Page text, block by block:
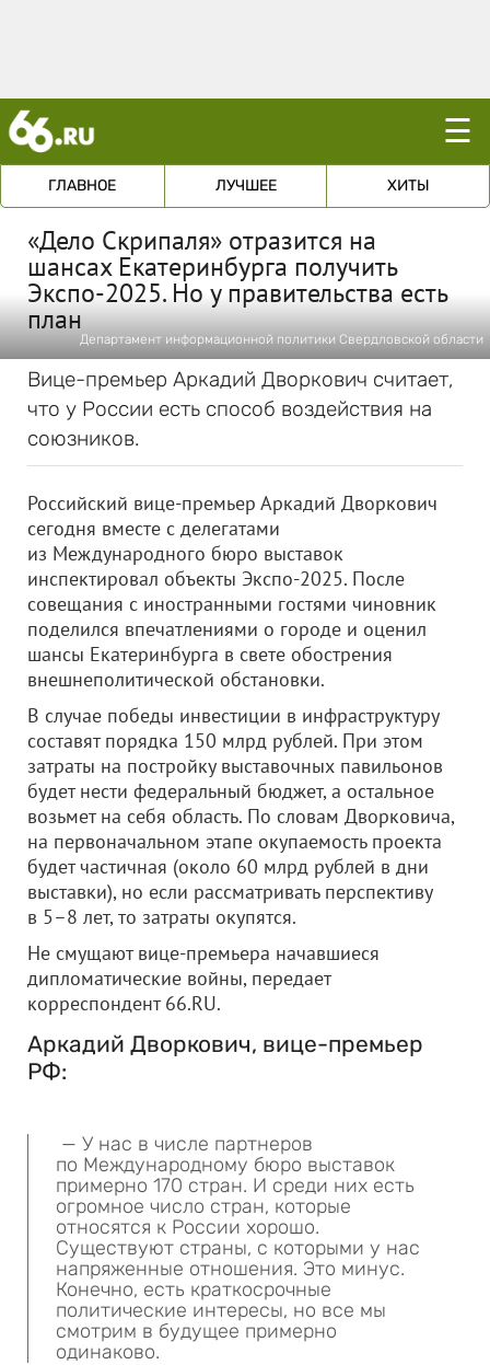
☰
ГЛАВНОЕ ЛУЧШЕЕ ХИТЫ
«Дело Скрипаля» отразится на
шансах Екатеринбурга получить
Экспо-2025. Но у правительства есть
план
Департамент информационной политики Свердловской области
Вице-премьер Аркадий Дворкович считает,
что у России есть способ воздействия на
союзников.
Российский вице-премьер Аркадий Дворкович
сегодня вместе с делегатами
из Международного бюро выставок
инспектировал объекты Экспо-2025. После
совещания с иностранными гостями чиновник
поделился впечатлениями о городе и оценил
шансы Екатеринбурга в свете обострения
внешнеполитической обстановки.
В случае победы инвестиции в инфраструктуру
составят порядка 150 млрд рублей. При этом
затраты на постройку выставочных павильонов
будет нести федеральный бюджет, а остальное
возьмет на себя область. По словам Дворковича,
на первоначальном этапе окупаемость проекта
будет частичная (около 60 млрд рублей в дни
выставки), но если рассматривать перспективу
в 5–8 лет, то затраты окупятся.
Не смущают вице-премьера начавшиеся
дипломатические войны, передает
корреспондент 66.RU.
Аркадий Дворкович, вице-премьер
РФ:
— У нас в числе партнеров
по Международному бюро выставок
примерно 170 стран. И среди них есть
огромное число стран, которые
относятся к России хорошо.
Существуют страны, с которыми у нас
напряженные отношения. Это минус.
Конечно, есть краткосрочные
политические интересы, но все мы
смотрим в будущее примерно
одинаково.